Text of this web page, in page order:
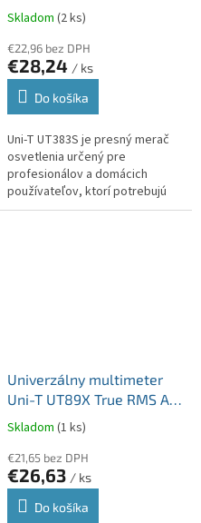
rozsah od 0 do 9 999 luxov
MIE0360
Skladom (2 ks)
€22,96 bez DPH
€28,24 / ks
Do košíka
Uni-T UT383S je presný merač
osvetlenia určený pre
profesionálov a domácich
používateľov, ktorí potrebujú
presné merania úrovne
Univerzálny multimeter
Uni-T UT89X True RMS AC
aj DC DC Až DO 1000 V
MIE0409
Skladom (1 ks)
€21,65 bez DPH
€26,63 / ks
Do košíka